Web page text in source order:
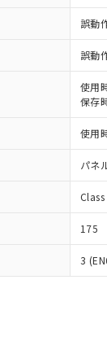
誤動
誤動
使用
保存
使用
パネ
Class
175
3
いる更新日時点で
き作成されるもの
時点での実際の在
は異なる場合があ
期状況および標準
引先、またはお客
御機器販売店・当
制御機器販売店や当
売ネットワーク
および標準価格結
なく第三者に漏洩
ようお願いします。
ツ機能（部品リス
利用いただくに
下、 水銀(Hg) 1000ppm
1000ppm以下、ポリ臭
下、ポリ臭化ジフェニ
下、フタル酸ビス(2-エ
1000ppm以下、フ
1000ppm以下、フタ
以下、フタル酸ジイソ
業用監視および制御機
の４物質については閾
とを確認しています。
替え状況などによ
とがあります。
基準値 (GB/T26572)：
Hg(水銀) : 1000ppm、
: 1000ppm、 PBBs(ポ
、 PBDEs(ポリ臭化ジフ
チル) : 1000ppm、
(2-エチルヘキシル)) :
質（10物質）の
ことを示します。
使用状況下におい
いし、環境に深刻
外への提供する場合
輸出許可(または役
するなどの必要な
制貨物を破棄する
するなど、違法に
要な手段を講じま
社製品を、核兵器
兵器、生物兵器ま
にこれらの製造装
社製品を第三者に
上記1、2および3の
通知します。また
よび販売に係わる
するおそれがある
数以上の在庫あり
数には満たないが
なし(最新の在庫状
は、お客様のお取
お客様担当のオムロ
販売店・当社販売員
さい)
生産機種、また在
公開していない